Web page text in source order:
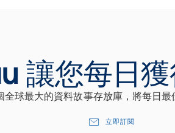
讓您每日獲
球最大的資料故事存放庫，將每日最
立即訂閱